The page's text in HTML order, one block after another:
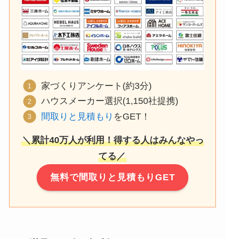
家づくりアンケート(約3分)
ハウスメーカー選択(1,150社提携)
間取りと見積もり をGET！
＼累計40万人が利用！得する人はみんなやっ
てる／
無料で間取りと見積もりGET